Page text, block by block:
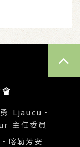
Ljaucu‧
主任委員
喀勒芳安